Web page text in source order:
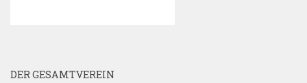
DER GESAMTVEREIN